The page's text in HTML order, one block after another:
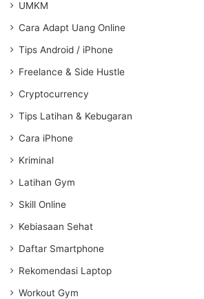
UMKM
Cara Adapt Uang Online
Tips Android / iPhone
Freelance & Side Hustle
Cryptocurrency
Tips Latihan & Kebugaran
Cara iPhone
Kriminal
Latihan Gym
Skill Online
Kebiasaan Sehat
Daftar Smartphone
Rekomendasi Laptop
Workout Gym